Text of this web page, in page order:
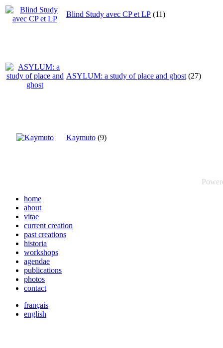
Blind Study avec CP et LP (11)
ASYLUM: a study of place and ghost (27)
Kaymuto (9)
home
about
vitae
current creation
past creations
historia
workshops
agendae
publications
photos
contact
français
english